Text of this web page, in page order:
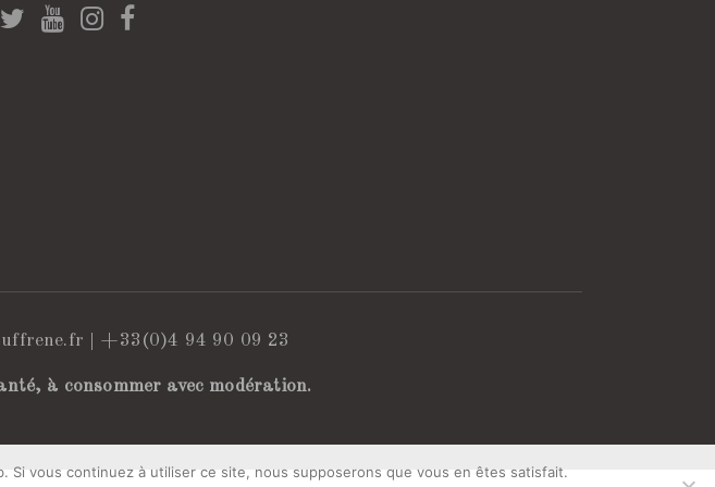
+33(0)4 94 90 09 23
à consommer avec modération.
vous continuez à utiliser ce site, nous supposerons que vous en êtes satisfait.